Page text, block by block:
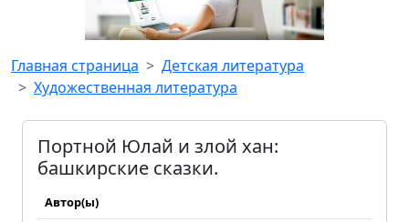
Главная страница
Детская литература
Художественная литература
Портной Юлай и злой хан:
башкирские сказки.
Автор(ы)